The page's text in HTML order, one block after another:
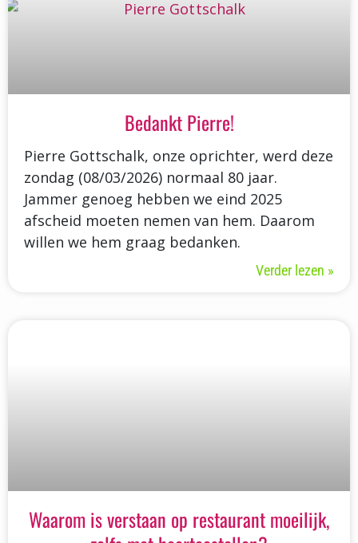
Bedankt Pierre!
Pierre Gottschalk, onze oprichter, werd deze
zondag (08/03/2026) normaal 80 jaar.
Jammer genoeg hebben we eind 2025
afscheid moeten nemen van hem. Daarom
willen we hem graag bedanken.
Verder lezen »
Waarom is verstaan op restaurant moeilijk,